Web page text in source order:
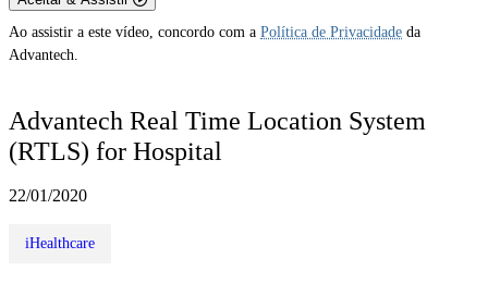
Ao assistir a este vídeo, concordo com a Política de Privacidade da
Advantech.
Advantech Real Time Location System
(RTLS) for Hospital
22/01/2020
iHealthcare